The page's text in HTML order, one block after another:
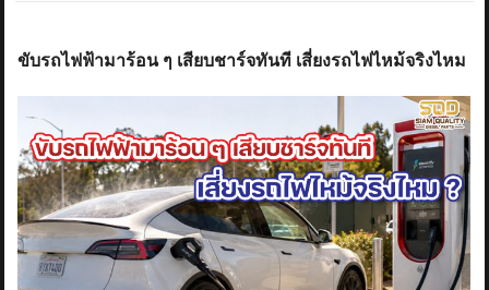
ติดต่อเรา
ข่าวสาร
รีวิวลูกค้า
ขับรถไฟฟ้ามาร้อน ๆ เสียบชาร์จทันที เสี่ยงรถไฟไหม้จริงไหม